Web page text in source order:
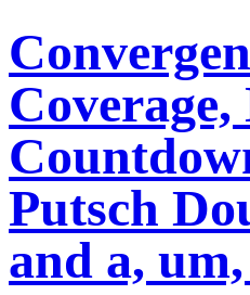
Coverage,
Putsch
and a,